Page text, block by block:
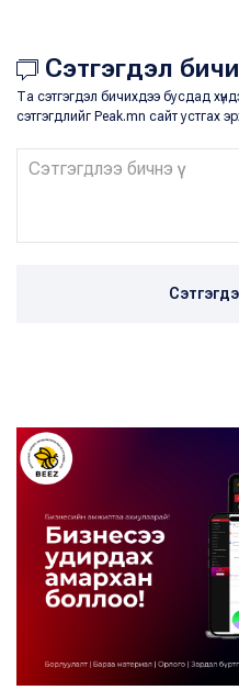
Сэтгэгдэл
Та сэтгэгдэл бичихдээ бусдад
сэтгэгдлийг Peak.mn сайт устгах